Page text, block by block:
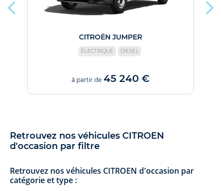
CITROËN JUMPER
ÉLECTRIQUE DIESEL
à partir de 45 240 €
Retrouvez nos véhicules CITROEN
d'occasion par filtre
Retrouvez nos véhicules CITROEN d'occasion par
catégorie et type :